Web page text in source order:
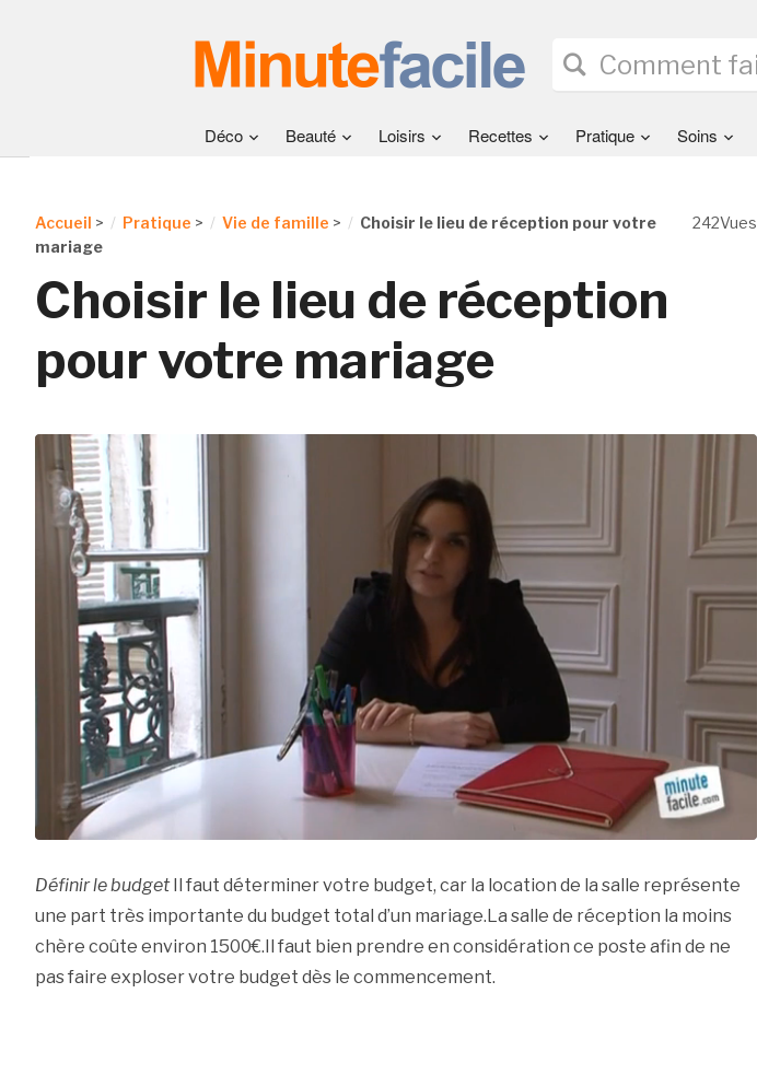
Déco Beauté Loisirs Recettes Pratique Soins
242Vues
Accueil > Pratique > Vie de famille >
Choisir le lieu de réception pour votre
mariage
Choisir le lieu de réception
pour votre mariage
Définir le budgetIl faut déterminer votre budget, car la location de la salle représente
une part très importante du budget total d’un mariage.La salle de réception la moins
chère coûte environ 1500€.Il faut bien prendre en considération ce poste afin de ne
pas faire exploser votre budget dès le commencement.